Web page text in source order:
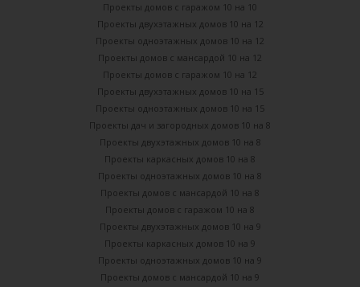
Проекты домов с гаражом 10 на 10
Проекты двухэтажных домов 10 на 12
Проекты одноэтажных домов 10 на 12
Проекты домов с мансардой 10 на 12
Проекты домов с гаражом 10 на 12
Проекты двухэтажных домов 10 на 15
Проекты одноэтажных домов 10 на 15
Проекты дач и загородных домов 10 на 8
Проекты двухэтажных домов 10 на 8
Проекты каркасных домов 10 на 8
Проекты одноэтажных домов 10 на 8
Проекты домов с мансардой 10 на 8
Проекты домов с гаражом 10 на 8
Проекты двухэтажных домов 10 на 9
Проекты каркасных домов 10 на 9
Проекты одноэтажных домов 10 на 9
Проекты домов с мансардой 10 на 9